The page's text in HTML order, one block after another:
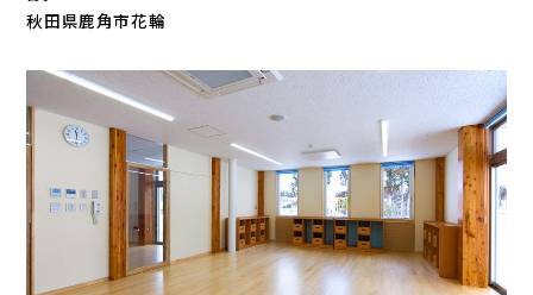
秋田県鹿角市花輪